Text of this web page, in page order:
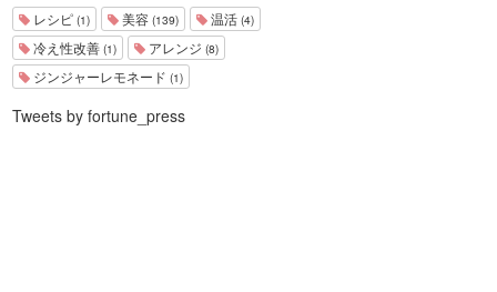
レシピ (1) 美容 (139) 温活 (4)
冷え性改善 (1) アレンジ (8)
ジンジャーレモネード (1)
Tweets by fortune_press